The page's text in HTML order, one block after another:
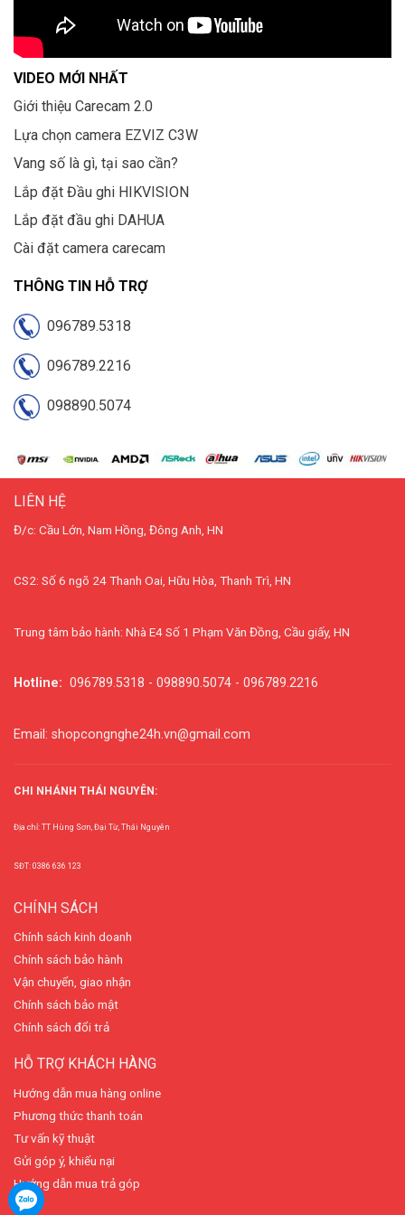
VIDEO MỚI NHẤT
Giới thiệu Carecam 2.0
Lựa chọn camera EZVIZ C3W
Vang số là gì, tại sao cần?
Lắp đặt Đầu ghi HIKVISION
Lắp đặt đầu ghi DAHUA
Cài đặt camera carecam
THÔNG TIN HỖ TRỢ
096789.5318
096789.2216
098890.5074
LIÊN HỆ
Đ/c: Cầu Lớn, Nam Hồng, Đông Anh, HN
CS2: Số 6 ngõ 24 Thanh Oai, Hữu Hòa, Thanh Trì, HN
Trung tâm bảo hành: Nhà E4 Số 1 Phạm Văn Đồng, Cầu giấy, HN
Hotline: 096789.5318 - 098890.5074 - 096789.2216
Email: shopcongnghe24h.vn@gmail.com
CHI NHÁNH THÁI NGUYÊN:
Địa chỉ: TT Hùng Sơn, Đại Từ, Thái Nguyên
SĐT: 0386 636 123
CHÍNH SÁCH
Chính sách kinh doanh
Chính sách bảo hành
Vận chuyển, giao nhận
Chính sách bảo mật
Chính sách đổi trả
HỖ TRỢ KHÁCH HÀNG
Hướng dẫn mua hàng online
Phương thức thanh toán
Tư vấn kỹ thuật
Gửi góp ý, khiếu nại
Hướng dẫn mua trả góp